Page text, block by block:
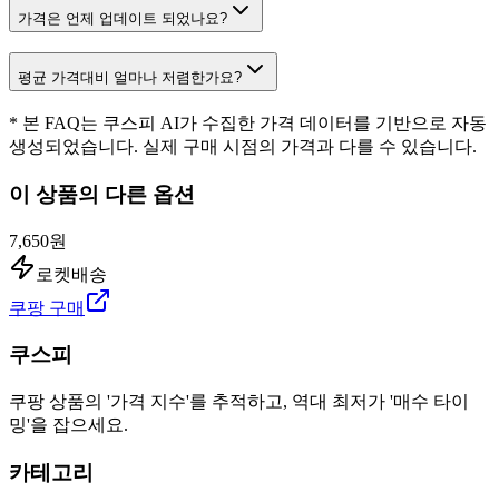
가격은 언제 업데이트 되었나요?
평균 가격대비 얼마나 저렴한가요?
* 본 FAQ는 쿠스피 AI가 수집한 가격 데이터를 기반으로 자동
생성되었습니다. 실제 구매 시점의 가격과 다를 수 있습니다.
이 상품의 다른 옵션
7,650원
로켓배송
쿠팡 구매
쿠스피
쿠팡 상품의 '가격 지수'를 추적하고, 역대 최저가 '매수 타이
밍'을 잡으세요.
카테고리